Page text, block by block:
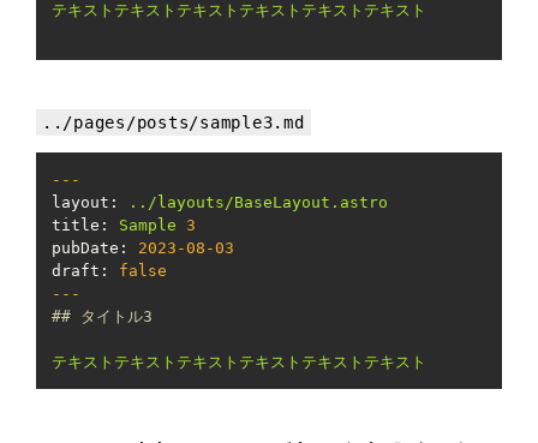
テキストテキストテキストテキストテキストテキスト
../pages/posts/sample3.md
---
layout:
../layouts/BaseLayout.astro
title:
Sample
3
pubDate:
2023-08-03
draft:
false
---
## タイトル3
テキストテキストテキストテキストテキストテキスト